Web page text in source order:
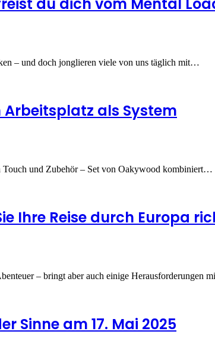
du dich vom Mental
– und doch jonglieren viele von uns täglich mit…
Arbeitsplatz als System
Touch und Zubehör – Set von Oakywood kombiniert…
Ihre Reise durch Europa
– bringt aber auch einige Herausforderungen
Sinne am 17. Mai 2025